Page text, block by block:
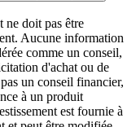
ne doit pas être
Aucune information
comme un conseil,
d'achat ou de
un conseil financier,
à un produit
est fournie à